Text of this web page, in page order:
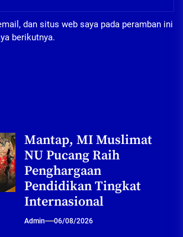
dan situs web saya pada peramban ini
berikutnya.
Mantap, MI Muslimat
NU Pucang Raih
Penghargaan
Pendidikan Tingkat
Internasional
Admin 06/08/2026